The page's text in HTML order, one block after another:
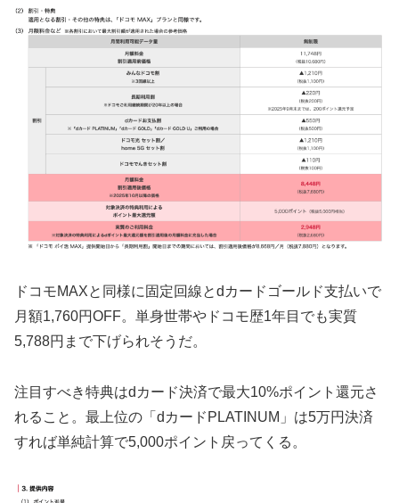
ドコモMAXと同様に固定回線とdカードゴールド支払いで
月額1,760円OFF。単身世帯やドコモ歴1年目でも実質
5,788円まで下げられそうだ。
注目すべき特典はdカード決済で最大10%ポイント還元さ
れること。最上位の「dカードPLATINUM」は5万円決済
すれば単純計算で5,000ポイント戻ってくる。